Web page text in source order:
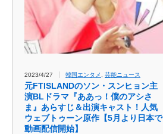
2023/4/27 韓国エンタメ 芸能ニュース
元FTISLANDのソン・スンヒョン主
演BLドラマ『ああっ！僕のアシさ
ま』あらすじ＆出演キャスト！人気
ウェブトゥーン原作【5月より日本で
動画配信開始】